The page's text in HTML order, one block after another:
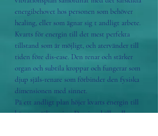
energibehovet hos personen som behöver
healing, eller som ägnar sig t andligt arbete.
Kvarts för energin till det mest perfekta
tillstand som är möjligt, och atervänder till
tiden före dis-ease. Den renar och stärker
organ och subtila kroppar och fungerar som
djup själs-renare som förbinder den fysiska
dimensionen med sinnet.
Pä ett andligt plan höjer kvarts energin till
högsta möjliga niva. Den innehäller alla